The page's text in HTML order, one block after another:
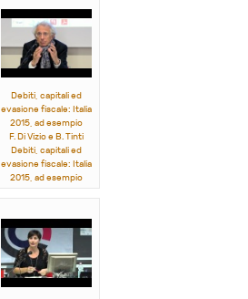
Debiti, capitali ed
evasione fiscale: Italia
2015, ad esempio
F. Di Vizio e B. Tinti
Debiti, capitali ed
evasione fiscale: Italia
2015, ad esempio